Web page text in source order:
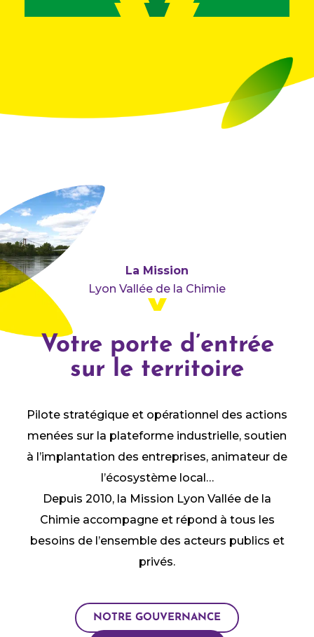
La Mission
Lyon Vallée de la Chimie
Votre porte d’entrée
sur le territoire
Pilote stratégique et opérationnel des actions
menées sur la plateforme industrielle, soutien
à l’implantation des entreprises, animateur de
l’écosystème local…
Depuis 2010, la Mission Lyon Vallée de la
Chimie accompagne et répond à tous les
besoins de l’ensemble des acteurs publics et
privés.
NOTRE GOUVERNANCE